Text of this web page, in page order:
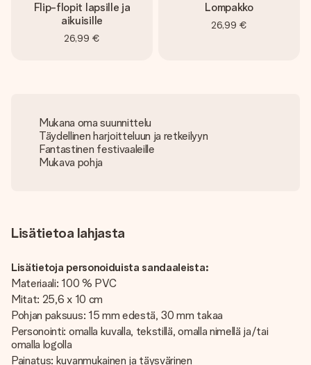
Flip-flopit lapsille ja
aikuisille
26,99 €
Lompakko
26,99 €
Mukana oma suunnittelu
Täydellinen harjoitteluun ja retkeilyyn
Fantastinen festivaaleille
Mukava pohja
Lisätietoa lahjasta
Lisätietoja personoiduista sandaaleista:
Materiaali: 100 % PVC
Mitat: 25,6 x 10 cm
Pohjan paksuus: 15 mm edestä, 30 mm takaa
Personointi: omalla kuvalla, tekstillä, omalla nimellä ja/tai
omalla logolla
Painatus: kuvanmukainen ja täysvärinen